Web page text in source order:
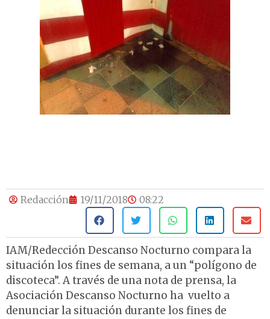
Redacción 19/11/2018 08:22
IAM/Redección Descanso Nocturno compara la
situación los fines de semana, a un “polígono de
discoteca”. A través de una nota de prensa, la
Asociación Descanso Nocturno ha vuelto a
denunciar la situación durante los fines de